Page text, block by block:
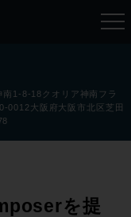
1-8-18クオリア神南フラ
0012大阪府大阪市北区芝田
を提